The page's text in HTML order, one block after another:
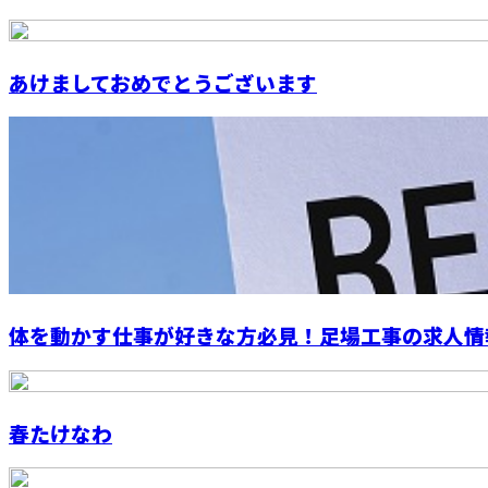
あけましておめでとうございます
体を動かす仕事が好きな方必見！足場工事の求人
春たけなわ